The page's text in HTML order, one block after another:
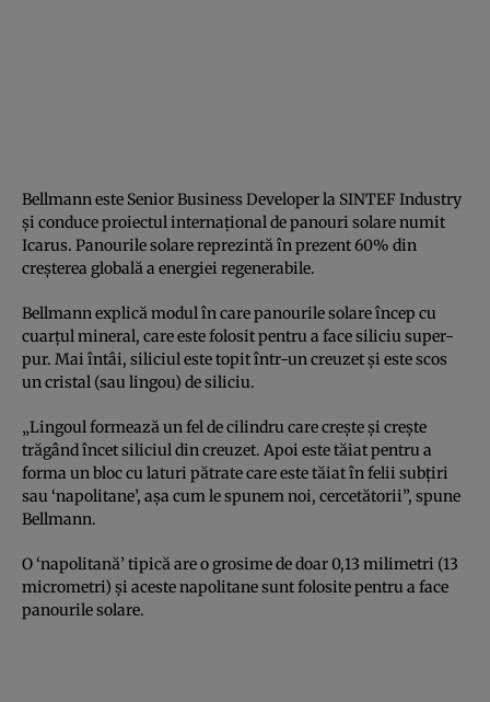
Bellmann este Senior Business Developer la SINTEF Industry
și conduce proiectul internațional de panouri solare numit
Icarus. Panourile solare reprezintă în prezent 60% din
creșterea globală a energiei regenerabile.
Bellmann explică modul în care panourile solare încep cu
cuarțul mineral, care este folosit pentru a face siliciu super-
pur. Mai întâi, siliciul este topit într-un creuzet și este scos
un cristal (sau lingou) de siliciu.
„Lingoul formează un fel de cilindru care crește și crește
trăgând încet siliciul din creuzet. Apoi este tăiat pentru a
forma un bloc cu laturi pătrate care este tăiat în felii subțiri
sau ‘napolitane’, așa cum le spunem noi, cercetătorii”, spune
Bellmann.
O ‘napolitană’ tipică are o grosime de doar 0,13 milimetri (13
micrometri) și aceste napolitane sunt folosite pentru a face
panourile solare.